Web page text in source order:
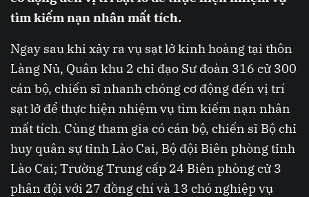
tìm kiếm nạn nhân mất tích.
Ngay sau khi xảy ra vụ sạt lở kinh hoàng tại thôn
Làng Nủ, Quân khu 2 chỉ đạo Sư đoàn 316 cử 300
cán bộ, chiến sĩ nhanh chóng cơ động đến vị trí
sạt lở để thực hiện nhiệm vụ tìm kiếm nạn nhân
mất tích. Cùng tham gia có cán bộ, chiến sĩ Bộ chỉ
huy quân sự tỉnh Lào Cai, Bộ đội Biên phòng tỉnh
Lào Cai; Trường Trung cấp 24 Biên phòng cử 3
phân đội với 27 đồng chí và 13 chó nghiệp vụ